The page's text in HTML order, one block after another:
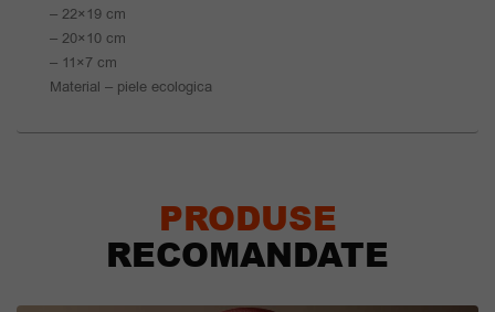
– 22×19 cm
– 20×10 cm
– 11×7 cm
Material – piele ecologica
PRODUSE
RECOMANDATE